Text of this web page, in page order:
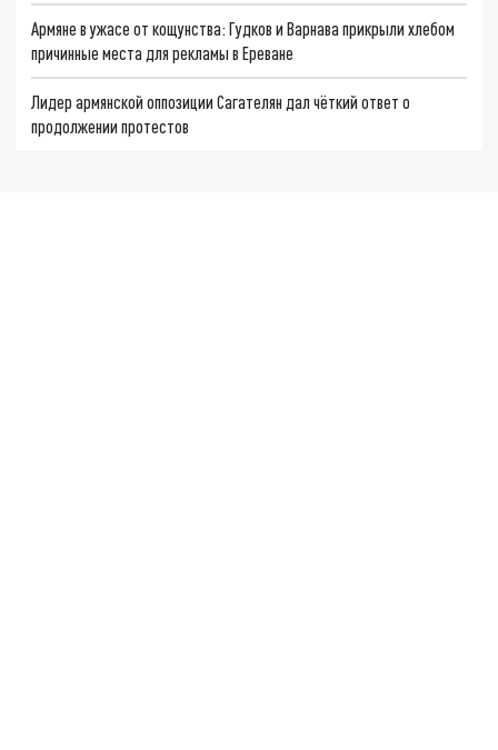
Армяне в ужасе от кощунства: Гудков и Варнава прикрыли хлебом
причинные места для рекламы в Ереване
Лидер армянской оппозиции Сагателян дал чёткий ответ о
продолжении протестов